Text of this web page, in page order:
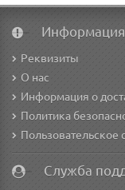
Информация
Реквизиты
О нас
Информация о
Политика
Пользовательское
Служба